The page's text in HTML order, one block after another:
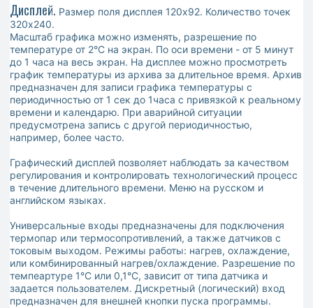
Дисплей. Размер поля дисплея 120х92. Количество точек
320х240.
Масштаб графика можно изменять, разрешение по
температуре от 2°С на экран. По оси времени - от 5 минут
до 1 часа на весь экран. На дисплее можно просмотреть
график температуры из архива за длительное время. Архив
предназначен для записи графика температуры с
периодичностью от 1 сек до 1часа с привязкой к реальному
времени и календарю. При аварийной ситуации
предусмотрена запись с другой периодичностью,
например, более часто.
Графический дисплей позволяет наблюдать за качеством
регулирования и контролировать технологический процесс
в течение длительного времени. Меню на русском и
английском языках.
Универсальные входы предназначены для подключения
термопар или термосопротивлений, а также датчиков с
токовым выходом. Режимы работы: нагрев, охлаждение,
или комбинированный нагрев/охлаждение. Разрешение по
темпеартуре 1°С или 0,1°С, зависит от типа датчика и
задается пользователем. Дискретный (логический) вход
предназначен для внешней кнопки пуска программы.